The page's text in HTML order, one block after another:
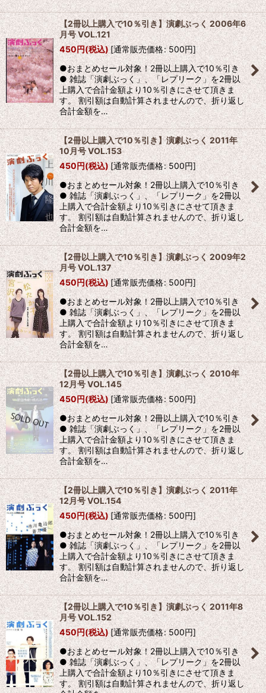
【2冊以上購入で10％引き】演劇ぶっく 2006年6
月号 VOL.121
450円(税込)[通常販売価格: 500円]
●おまとめセール対象！2冊以上購入で10％引き
● 雑誌「演劇ぶっく」、「レプリーク」を2冊以
上購入で合計金額より10％引きにさせて頂きま
す。 割引額は自動計算されませんので、折り返し
合計金額を…
【2冊以上購入で10％引き】演劇ぶっく 2011年
10月号 VOL.153
450円(税込)[通常販売価格: 500円]
●おまとめセール対象！2冊以上購入で10％引き
● 雑誌「演劇ぶっく」、「レプリーク」を2冊以
上購入で合計金額より10％引きにさせて頂きま
す。 割引額は自動計算されませんので、折り返し
合計金額を…
【2冊以上購入で10％引き】演劇ぶっく 2009年2
月号 VOL.137
450円(税込)[通常販売価格: 500円]
●おまとめセール対象！2冊以上購入で10％引き
● 雑誌「演劇ぶっく」、「レプリーク」を2冊以
上購入で合計金額より10％引きにさせて頂きま
す。 割引額は自動計算されませんので、折り返し
合計金額を…
【2冊以上購入で10％引き】演劇ぶっく 2010年
12月号 VOL.145
450円(税込) [通常販売価格: 500円]
●おまとめセール対象！2冊以上購入で10％引き
● 雑誌「演劇ぶっく」、「レプリーク」を2冊以
上購入で合計金額より10％引きにさせて頂きま
す。 割引額は自動計算されませんので、折り返し
合計金額を…
【2冊以上購入で10％引き】演劇ぶっく 2011年
12月号 VOL.154
450円(税込) [通常販売価格: 500円]
●おまとめセール対象！2冊以上購入で10％引き
● 雑誌「演劇ぶっく」、「レプリーク」を2冊以
上購入で合計金額より10％引きにさせて頂きま
す。 割引額は自動計算されませんので、折り返し
合計金額を…
【2冊以上購入で10％引き】演劇ぶっく 2011年8
月号 VOL.152
450円(税込)[通常販売価格: 500円]
●おまとめセール対象！2冊以上購入で10％引き
● 雑誌「演劇ぶっく」、「レプリーク」を2冊以
上購入で合計金額より10％引きにさせて頂きま
す。 割引額は自動計算されませんので、折り返し